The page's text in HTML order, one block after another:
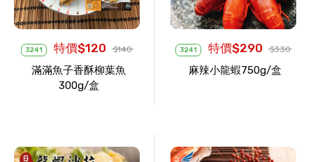
3241 特價$120 $140
滿滿魚子香酥柳葉魚
300g/盒
3241 特價$290 $330
麻辣小龍蝦750g/盒